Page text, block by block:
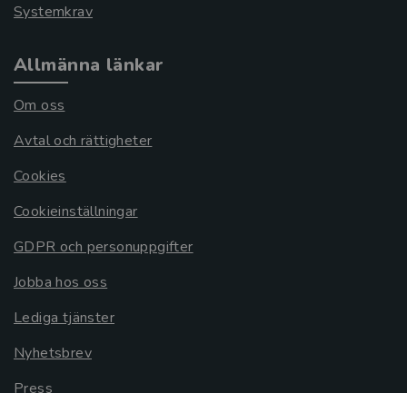
Systemkrav
Allmänna länkar
Om oss
Avtal och rättigheter
Cookies
Cookieinställningar
GDPR och personuppgifter
Jobba hos oss
Lediga tjänster
Nyhetsbrev
Press